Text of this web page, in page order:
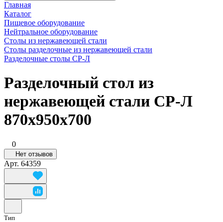
Главная
Каталог
Пищевое оборудование
Нейтральное оборудование
Столы из нержавеющей стали
Столы разделочные из нержавеющей стали
Разделочные столы СР-Л
Разделочный стол из
нержавеющей стали СР-Л
870x950x700
0
Нет отзывов
Арт. 64359
Тип